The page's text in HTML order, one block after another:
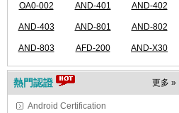
OA0-002 AND-401 AND-402
AND-403 AND-801 AND-802
AND-803 AFD-200 AND-X30
更多 »
熱門認證
Android Certification